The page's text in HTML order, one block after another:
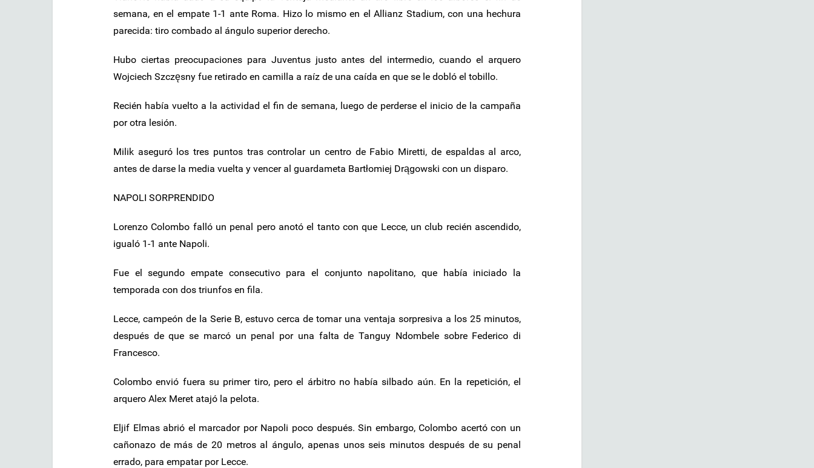
semana, en el empate 1-1 ante Roma. Hizo lo mismo en el Allianz Stadium, con una hechura
parecida: tiro combado al ángulo superior derecho.
Hubo ciertas preocupaciones para Juventus justo antes del intermedio, cuando el arquero
Wojciech Szczęsny fue retirado en camilla a raíz de una caída en que se le dobló el tobillo.
Recién había vuelto a la actividad el fin de semana, luego de perderse el inicio de la campaña
por otra lesión.
Milik aseguró los tres puntos tras controlar un centro de Fabio Miretti, de espaldas al arco,
antes de darse la media vuelta y vencer al guardameta Bartłomiej Drągowski con un disparo.
NAPOLI SORPRENDIDO
Lorenzo Colombo falló un penal pero anotó el tanto con que Lecce, un club recién ascendido,
igualó 1-1 ante Napoli.
Fue el segundo empate consecutivo para el conjunto napolitano, que había iniciado la
temporada con dos triunfos en fila.
Lecce, campeón de la Serie B, estuvo cerca de tomar una ventaja sorpresiva a los 25 minutos,
después de que se marcó un penal por una falta de Tanguy Ndombele sobre Federico di
Francesco.
Colombo envió fuera su primer tiro, pero el árbitro no había silbado aún. En la repetición, el
arquero Alex Meret atajó la pelota.
Eljif Elmas abrió el marcador por Napoli poco después. Sin embargo, Colombo acertó con un
cañonazo de más de 20 metros al ángulo, apenas unos seis minutos después de su penal
errado, para empatar por Lecce.